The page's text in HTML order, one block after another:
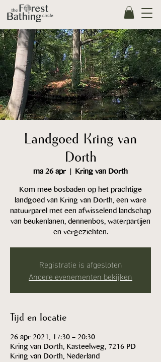
Landgoed Kring van
Dorth
ma 26 apr
  |
Kring van Dorth
Kom mee bosbaden op het prachtige
landgoed van Kring van Dorth, een ware
natuurparel met een afwisselend landschap
van beukenlanen, dennenbos, waterpartijen
en vergezichten.
Registratie is afgesloten
Andere evenementen bekijken
Tijd en locatie
26 apr 2021, 17:30 – 20:30
Kring van Dorth, Kasteelweg, 7216 PD
Kring van Dorth, Nederland